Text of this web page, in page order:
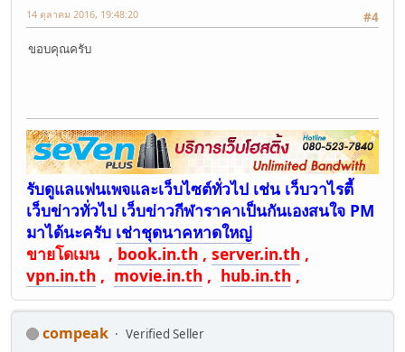
#4
14 ตุลาคม 2016, 19:48:20
ขอบคุณครับ
รับดูแลแฟนเพจและเว็บไซต์ทั่วไป เช่น เว็บวาไรตี้
เว็บข่าวทั่วไป เว็บข่าวกีฬาราคาเป็นกันเองสนใจ PM
มาได้นะครับ เช่าชุดนาคหาดใหญ่
ขายโดเมน , book.in.th , server.in.th ,
vpn.in.th , movie.in.th , hub.in.th ,
compeak
Verified Seller